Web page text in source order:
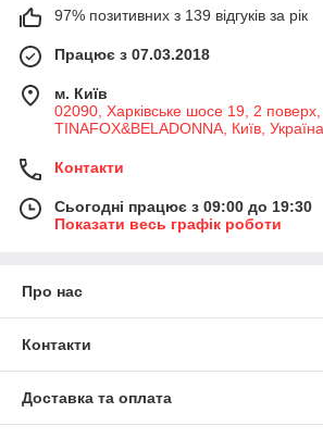
97% позитивних з 139 відгуків за рік
Працює з 07.03.2018
м. Київ
02090, Харківське шосе 19, 2
TINAFOX&BELADONNA, Київ, Україна
Контакти
Сьогодні працює з 09:00 до 19:30
Показати весь графік роботи
Про нас
Контакти
Доставка та оплата